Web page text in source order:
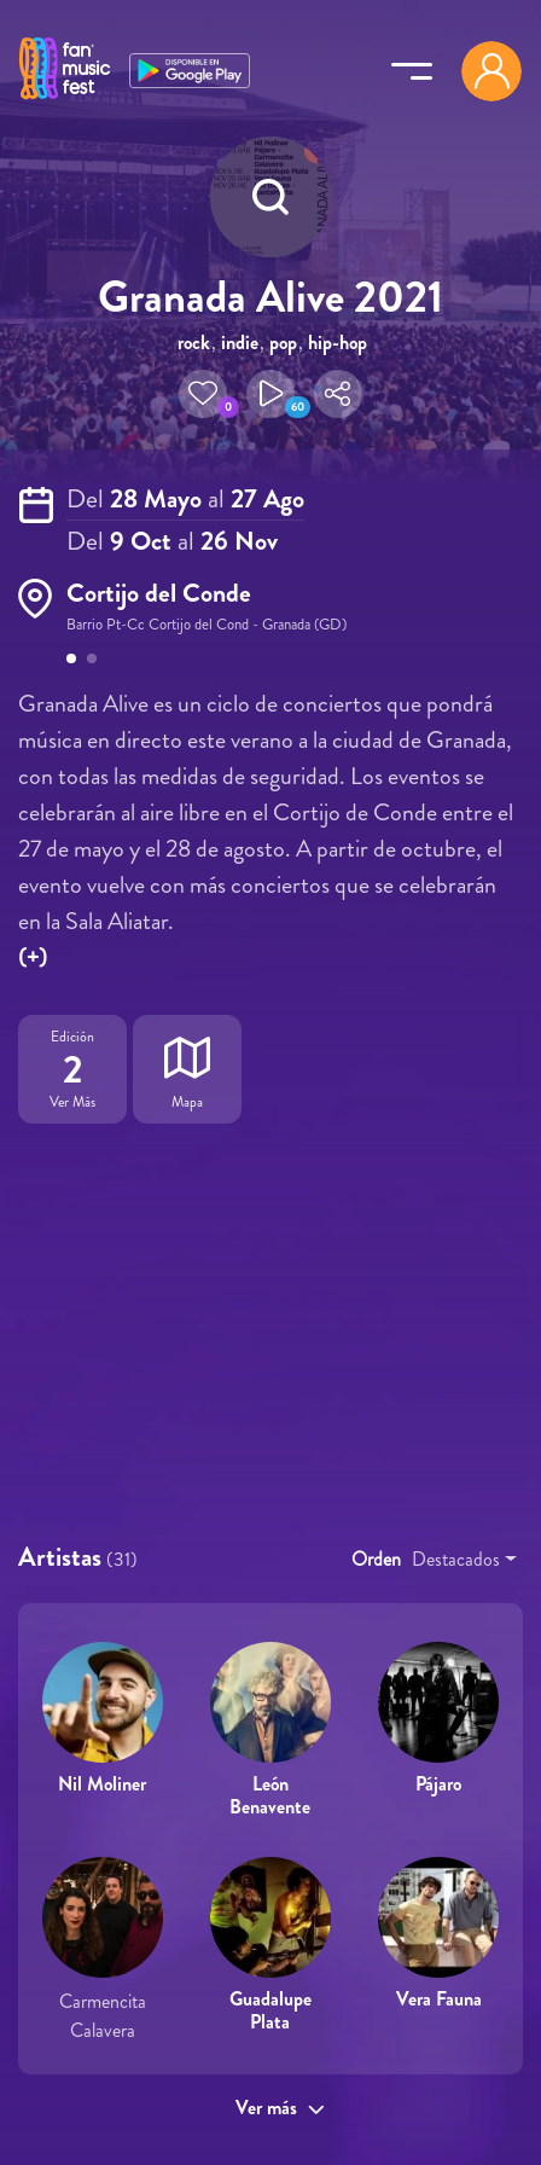
Granada Alive 2021
rock, indie, pop,hip-hop
0 60
Del 28 Mayoal 27 Ago
Del 9 Oct al 26 Nov
Cortijo del Conde
Barrio Pt-Cc Cortijo del Cond - Granada (GD)
Páginas
Granada Alive es un ciclo de conciertos que pondrá
música en directo este verano a la ciudad de Granada,
con todas las medidas de seguridad. Los eventos se
celebrarán al aire libre en el Cortijo de Conde entre el
27 de mayo y el 28 de agosto. A partir de octubre, el
evento vuelve con más conciertos que se celebrarán
en la Sala Aliatar.
(+)
Edición
2
Ver Más Mapa
Artistas (31) Orden Destacados
Nil Moliner
León
Benavente
Pájaro
Carmencita
Calavera
Guadalupe
Plata
Vera Fauna
Ver más